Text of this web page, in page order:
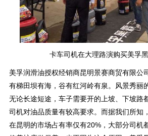
卡车司机在大理路演购买美孚
美孚润滑油授权经销商昆明景赛商贸有限公
有梯田坝有海，谷有红河岭有泉。风景秀丽
无论长途短途，车子需要开的上坡、下坡路
司机对油品质量有较高要求。而据我们所知
在昆明的市场占有率仅有20%，大部分司机